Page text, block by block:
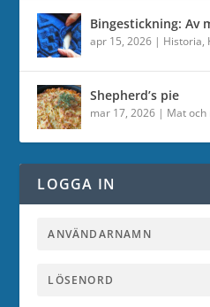
Bingestickning: Av
apr 15, 2026 | Historia,
Shepherd’s pie
mar 17, 2026 | Mat och
LOGGA IN